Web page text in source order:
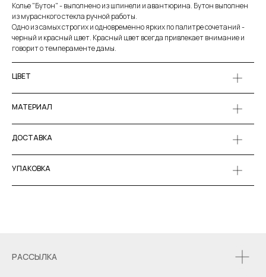
Колье "Бутон" - выполнено из шпинели и авантюрина. Бутон выполнен
из мураснкого стекла ручной работы.
Одно из самых строгих и одновременно ярких по палитре сочетаний -
черный и красный цвет. Красный цвет всегда привлекает внимание и
говорит о темпераменте дамы.
ЦВЕТ
МАТЕРИАЛ
ДОСТАВКА
УПАКОВКА
РАССЫЛКА